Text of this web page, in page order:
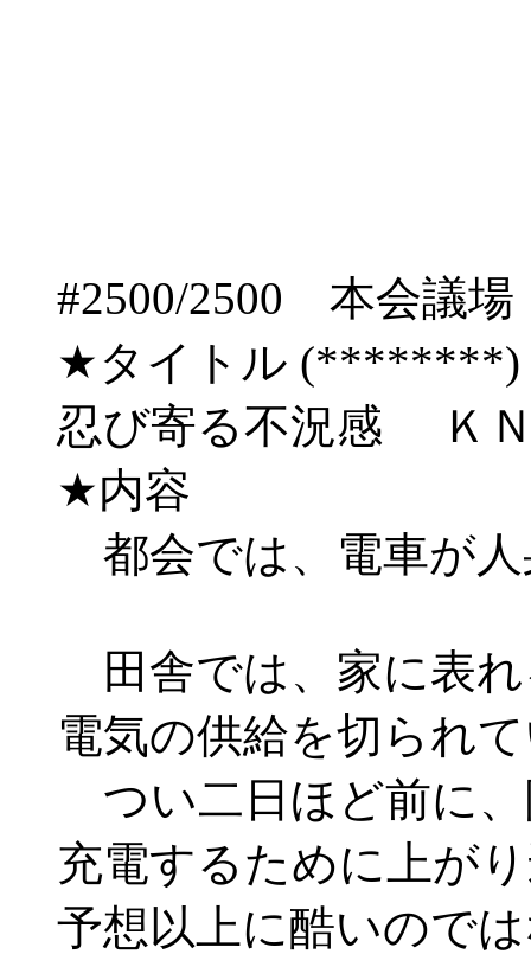
#2500/2500 本会議
★タイトル (********)
忍び寄る不況感 Ｋ
★内容
都会では、電車が人
田舎では、家に表れ
電気の供給を切られ
つい二日ほど前に、
充電するために上が
予想以上に酷いので